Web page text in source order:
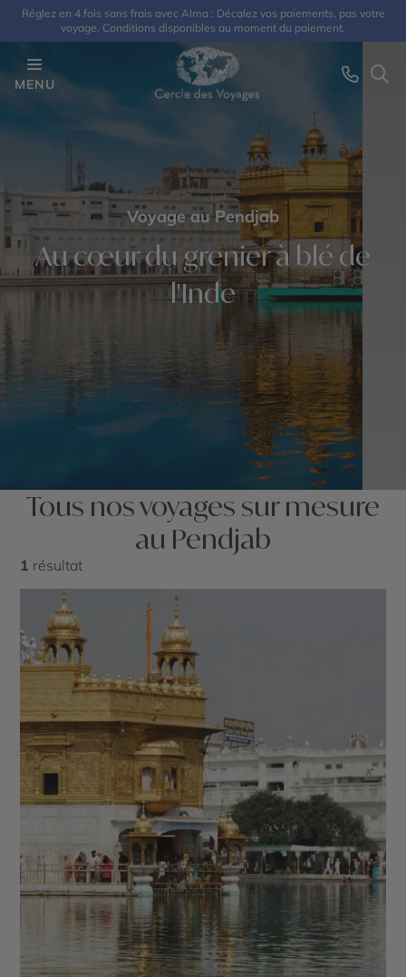
Réglez en 4 fois sans frais avec Alma : Décalez vos paiements, pas votre
voyage. Conditions disponibles au moment du paiement.
MENU
Voyage au Pendjab
Au cœur du grenier à blé de
l'Inde
Tous nos voyages sur mesure
au Pendjab
1 résultat